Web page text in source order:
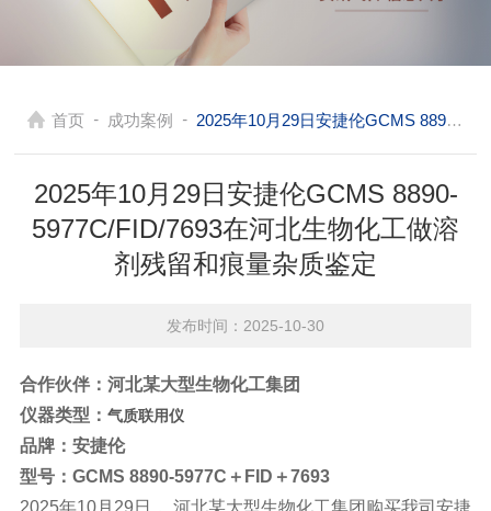
首页 - 成功案例 - 2025年10月29日安捷伦GCMS 8890-5977C/FID/7693在河北生物化工做溶剂残留和痕量杂质鉴定
2025年10月29日安捷伦GCMS 8890-
5977C/FID/7693在河北生物化工做溶
剂残留和痕量杂质鉴定
发布时间：2025-10-30
合作伙伴： 河北某大型生物化工集团
仪器类型： 气质联用仪
品牌： 安捷伦
型号： GCMS 8890-5977C＋FID＋7693
2025年10月29日， 河北某大型生物化工集团购买我司安捷